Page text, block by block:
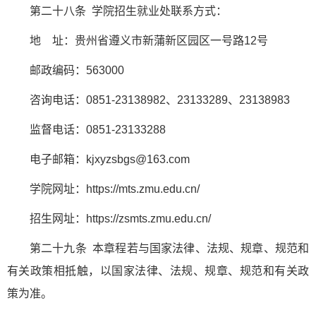
第二十八条 学院招生就业处联系方式：
地 址：贵州省遵义市新蒲新区园区一号路12号
邮政编码：563000
咨询电话：0851-23138982、23133289、23138983
监督电话：0851-23133288
电子邮箱：kjxyzsbgs@163.com
学院网址：https://mts.zmu.edu.cn/
招生网址：https://zsmts.zmu.edu.cn/
第二十九条 本章程若与国家法律、法规、规章、规范和
有关政策相抵触，以国家法律、法规、规章、规范和有关政
策为准。